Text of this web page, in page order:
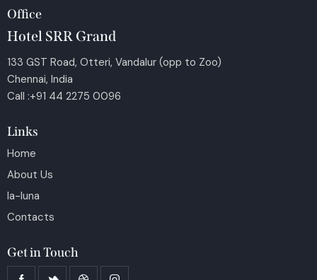
Office
Hotel SRR Grand
133 GST Road, Otteri, Vandalur (opp to Zoo)
Chennai, India
Call :+91 44 2275 0096
Links
Home
About Us
la-luna
Contacts
Get in Touch